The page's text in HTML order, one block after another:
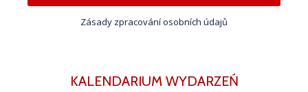
Zásady zpracování osobních údajů
KALENDARIUM WYDARZEŃ